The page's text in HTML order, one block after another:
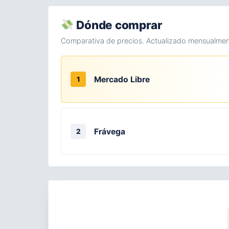
Dónde comprar
Comparativa de precios. Actualizado
1 Mercado Libre
2 Frávega